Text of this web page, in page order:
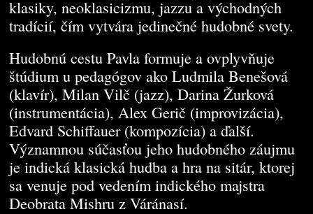
klasiky, neoklasicizmu, jazzu a východných
tradícií, čím vytvára jedinečné hudobné svety.
Hudobnú cestu Pavla formuje a ovplyvňuje
štúdium u pedagógov ako Ludmila Benešová
(klavír), Milan Vilč (jazz), Darina Žurková
(instrumentácia), Alex Gerič (improvizácia),
Edvard Schiffauer (kompozícia) a ďalší.
Významnou súčasťou jeho hudobného záujmu
je indická klasická hudba a hra na sitár, ktorej
sa venuje pod vedením indického majstra
Deobrata Mishru z Váránasí.